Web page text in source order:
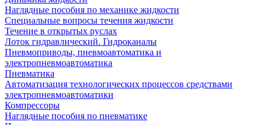
Наглядные пособия по механике жидкости
Специальные вопросы течения жидкости
Течение в открытых руслах
Лоток гидравлический. Гидроканалы
Пневмоприводы, пневмоавтоматика и
электропневмоавтоматика
Пневматика
Автоматизация технологических процессов средствами
электропневмоавтоматики
Компрессоры
Наглядные пособия по пневматике